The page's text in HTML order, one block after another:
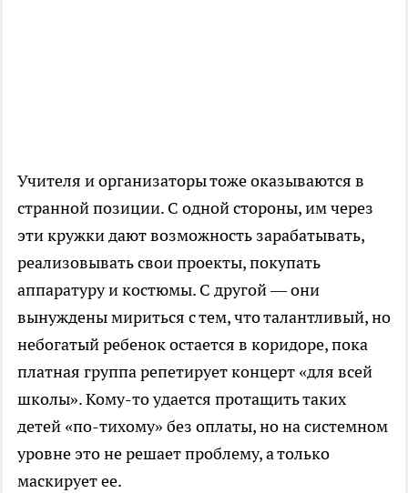
Учителя и организаторы тоже оказываются в
странной позиции. С одной стороны, им через
эти кружки дают возможность зарабатывать,
реализовывать свои проекты, покупать
аппаратуру и костюмы. С другой — они
вынуждены мириться с тем, что талантливый, но
небогатый ребенок остается в коридоре, пока
платная группа репетирует концерт «для всей
школы». Кому-то удается протащить таких
детей «по-тихому» без оплаты, но на системном
уровне это не решает проблему, а только
маскирует ее.